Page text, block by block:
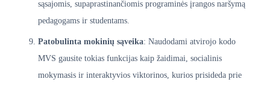
sąsajomis, supaprastinančiomis programinės įrangos naršymą
pedagogams ir studentams.
Patobulinta mokinių sąveika: Naudodami atvirojo kodo
MVS gausite tokias funkcijas kaip žaidimai, socialinis
mokymasis ir interaktyvios viktorinos, kurios prisideda prie